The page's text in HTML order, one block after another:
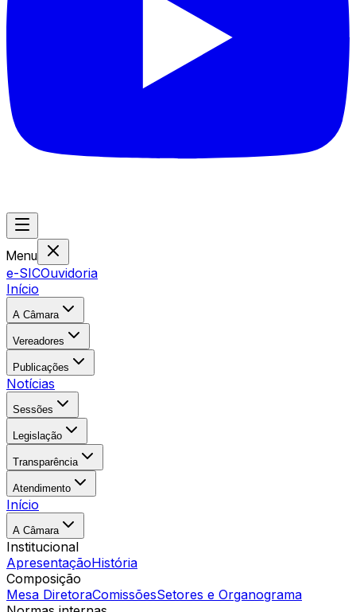
Menu
e-SICOuvidoria
Início
A Câmara
Vereadores
Publicações
Notícias
Sessões
Legislação
Transparência
Atendimento
Início
A Câmara
Institucional
ApresentaçãoHistória
Composição
Mesa DiretoraComissõesSetores e Organograma